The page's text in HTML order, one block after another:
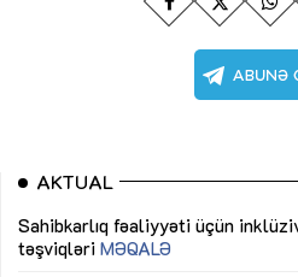
AKTUAL
Sahibkarlıq fəaliyyəti üçün
təşviqləri MƏQALƏ